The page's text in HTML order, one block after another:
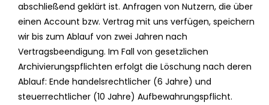
abschließend geklärt ist. Anfragen von Nutzern, die über
einen Account bzw. Vertrag mit uns verfügen, speichern
wir bis zum Ablauf von zwei Jahren nach
Vertragsbeendigung. Im Fall von gesetzlichen
Archivierungspflichten erfolgt die Löschung nach deren
Ablauf: Ende handelsrechtlicher (6 Jahre) und
steuerrechtlicher (10 Jahre) Aufbewahrungspflicht.